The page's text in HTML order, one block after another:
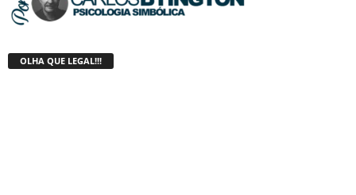
OLHA QUE LEGAL!!!